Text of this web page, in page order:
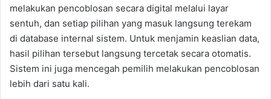
melakukan pencoblosan secara digital melalui layar
sentuh, dan setiap pilihan yang masuk langsung terekam
di database internal sistem. Untuk menjamin keaslian data,
hasil pilihan tersebut langsung tercetak secara otomatis.
Sistem ini juga mencegah pemilih melakukan pencoblosan
lebih dari satu kali.